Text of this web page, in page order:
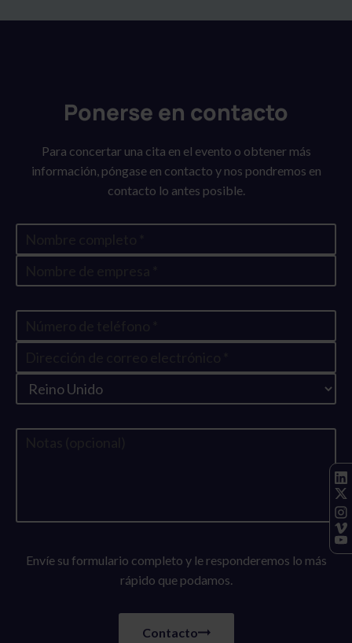
Ponerse en contacto
Para concertar una cita en el evento o obtener más
información, póngase en contacto y nos pondremos en
contacto lo antes posible.
Envíe su formulario completo y le responderemos lo más
rápido que podamos.
Contacto